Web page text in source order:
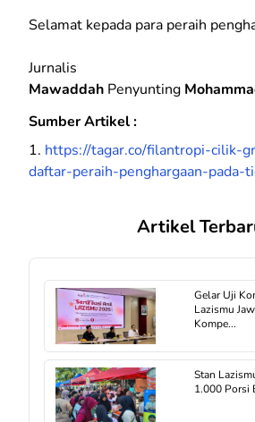
Selamat kepada para peraih
Mawaddah Penyunting
Sumber Artikel :
1. https://tagar.co/filantropi-cilik-
daftar-peraih-penghargaan-pada-
Artikel
Gelar Uji
Lazismu
Kompe...
Stan
1.000 Porsi